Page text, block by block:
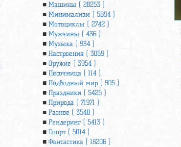
Машины ( 28253 )
Минимализм ( 5894 )
Мотоциклы ( 2742 )
Мужчины ( 436 )
Музыка ( 934 )
Настроения ( 3059 )
Оружие ( 3954 )
Песочница ( 114 )
Подводный мир ( 905 )
Праздники ( 5425 )
Природа ( 71971 )
Разное ( 3540 )
Рендеринг ( 5413 )
Спорт ( 5014 )
Фантастика ( 18206 )